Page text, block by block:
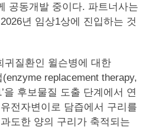
공동개발 중이다. 파트너사는
년 임상1상에 진입하는 것
귀질환인 윌슨병에 대한
replacement therapy,
을 후보물질 도출 단계에서 연
전자변이로 담즙에서 구리를
도한 양의 구리가 축적되는